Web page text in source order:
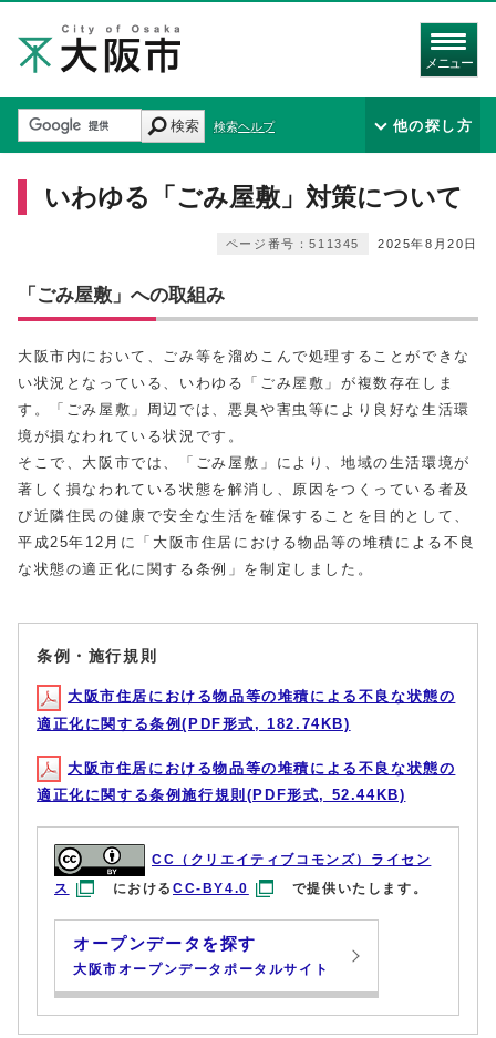
メニュー
検索 検索ヘルプ 他の探し方
いわゆる「ごみ屋敷」対策について
2025年8月20日
ページ番号：511345
「ごみ屋敷」への取組み
大阪市内において、ごみ等を溜めこんで処理することができな
い状況となっている、いわゆる「ごみ屋敷」が複数存在しま
す。「ごみ屋敷」周辺では、悪臭や害虫等により良好な生活環
境が損なわれている状況です。
そこで、大阪市では、「ごみ屋敷」により、地域の生活環境が
著しく損なわれている状態を解消し、原因をつくっている者及
び近隣住民の健康で安全な生活を確保することを目的として、
平成25年12月に「大阪市住居における物品等の堆積による不良
な状態の適正化に関する条例」を制定しました。
条例・施行規則
大阪市住居における物品等の堆積による不良な状態の
適正化に関する条例(PDF形式, 182.74KB)
大阪市住居における物品等の堆積による不良な状態の
適正化に関する条例施行規則(PDF形式, 52.44KB)
CC（クリエイティブコモンズ）ライセン
ス
におけるCC-BY4.0 で提供いたします。
オープンデータを探す
大阪市オープンデータポータルサイト